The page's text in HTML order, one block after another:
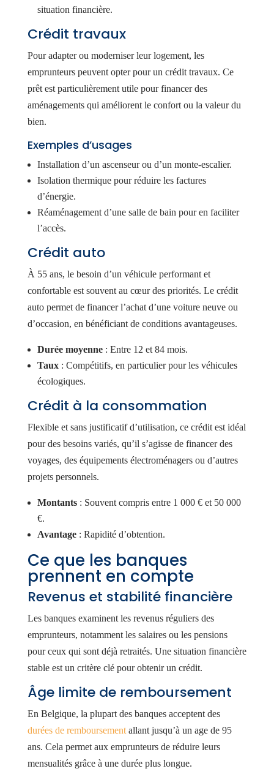
situation financière.
Crédit travaux
Pour adapter ou moderniser leur logement, les
emprunteurs peuvent opter pour un crédit travaux. Ce
prêt est particulièrement utile pour financer des
aménagements qui améliorent le confort ou la valeur du
bien.
Exemples d’usages
Installation d’un ascenseur ou d’un monte-escalier.
Isolation thermique pour réduire les factures
d’énergie.
Réaménagement d’une salle de bain pour en faciliter
l’accès.
Crédit auto
À 55 ans, le besoin d’un véhicule performant et
confortable est souvent au cœur des priorités. Le crédit
auto permet de financer l’achat d’une voiture neuve ou
d’occasion, en bénéficiant de conditions avantageuses.
Durée moyenne: Entre 12 et 84 mois.
Taux: Compétitifs, en particulier pour les véhicules
écologiques.
Crédit à la consommation
Flexible et sans justificatif d’utilisation, ce crédit est idéal
pour des besoins variés, qu’il s’agisse de financer des
voyages, des équipements électroménagers ou d’autres
projets personnels.
Montants: Souvent compris entre 1 000 € et 50 000
€.
Avantage: Rapidité d’obtention.
Ce que les banques
prennent en compte
Revenus et stabilité financière
Les banques examinent les revenus réguliers des
emprunteurs, notamment les salaires ou les pensions
pour ceux qui sont déjà retraités. Une situation financière
stable est un critère clé pour obtenir un crédit.
Âge limite de remboursement
En Belgique, la plupart des banques acceptent des
durées de remboursementallant jusqu’à un age de 95
ans. Cela permet aux emprunteurs de réduire leurs
mensualités grâce à une durée plus longue.